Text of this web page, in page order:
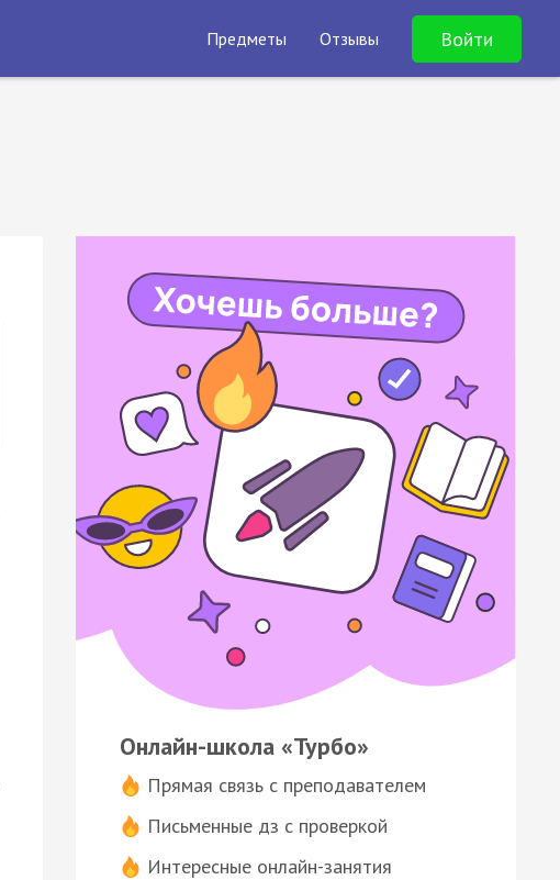
Предметы Отзывы Войти
Онлайн-школа «Турбо»
Прямая связь с преподавателем
Письменные дз с проверкой
Интересные онлайн-занятия